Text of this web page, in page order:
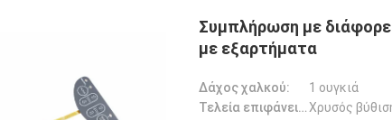
Συμπλήρωση με
με εξαρτήματα
Δάχος χαλκού:
1 ουγκιά
Τελεία επιφάνειας:Χρυσός